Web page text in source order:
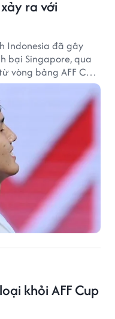
ra với
Indonesia đã gây
bại Singapore, qua
vòng bảng AFF Cup
khỏi AFF Cup